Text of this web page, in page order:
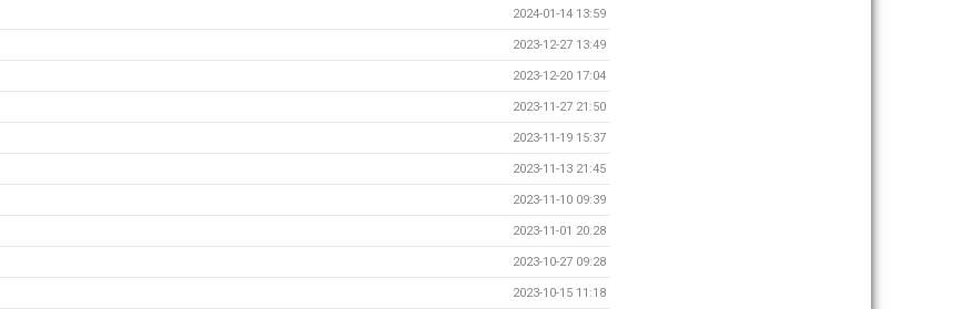
2024-01-14 13:59
2023-12-27 13:49
2023-12-20 17:04
2023-11-27 21:50
2023-11-19 15:37
2023-11-13 21:45
2023-11-10 09:39
2023-11-01 20:28
2023-10-27 09:28
2023-10-15 11:18